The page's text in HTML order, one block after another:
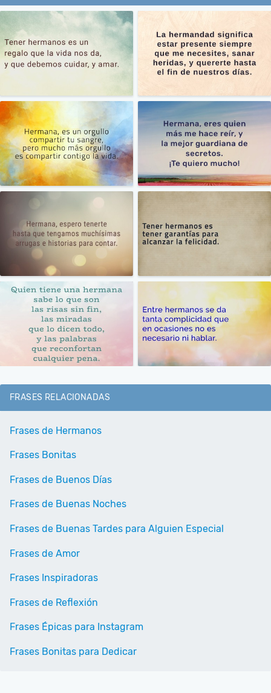
FRASES RELACIONADAS
Frases de Hermanos
Frases Bonitas
Frases de Buenos Días
Frases de Buenas Noches
Frases de Buenas Tardes para Alguien Especial
Frases de Amor
Frases Inspiradoras
Frases de Reflexión
Frases Épicas para Instagram
Frases Bonitas para Dedicar